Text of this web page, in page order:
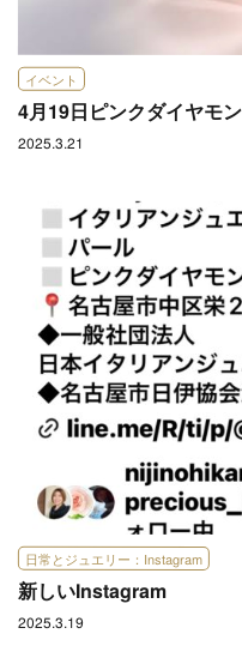
イベント
4月19日ピンクダイヤモ
2025.3.21
日常とジュエリー：Instagram
新しいInstagram
2025.3.19